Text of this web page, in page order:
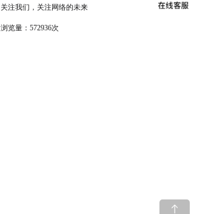
关注我们，关注网络的未来
浏览量：572936次